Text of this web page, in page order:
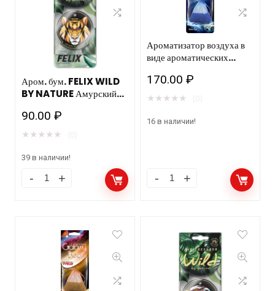
Аром. бум. FELIX WILD
BY NATURE Амурский
90.00₽
★ ★ ★ ★ ★
39 в наличии!
Ароматизатор воздуха в
виде ароматических
Galaxy bag (Новое
авто) «
170.00₽
★ ★ ★ ★ ★
16 в наличии!